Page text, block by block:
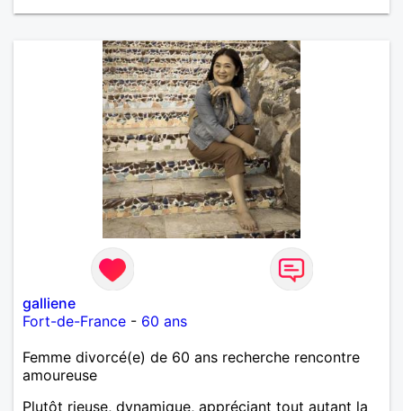
galliene
Fort-de-France - 60 ans
Femme divorcé(e) de 60 ans recherche rencontre
amoureuse
Plutôt rieuse, dynamique, appréciant tout autant la